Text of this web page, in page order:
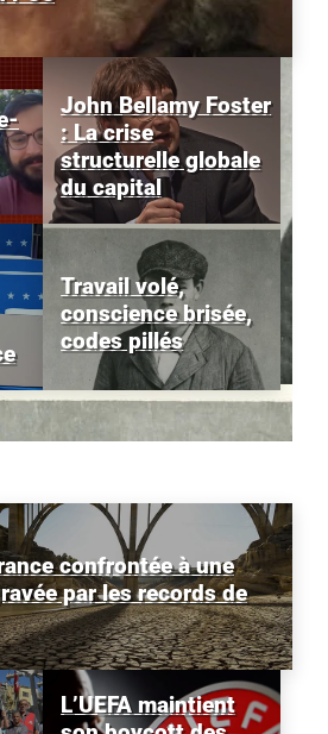
John Bellamy Foster
: La crise
structurelle globale
du capital
Travail volé,
conscience brisée,
codes pillés
confrontée à une
par les records de
L’UEFA maintient